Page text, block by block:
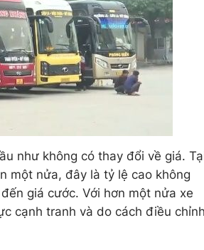
như không có thay đổi về giá.
một nửa, đây là tỷ lệ cao không
giá cước. Với hơn một nửa xe
cạnh tranh và do cách điều chỉnh